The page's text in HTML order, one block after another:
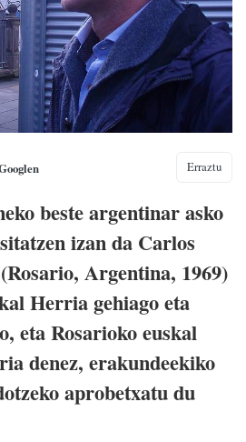
Erraztu
beste argentinar asko
izan da Carlos
Argentina, 1969)
Herria gehiago eta
eta Rosarioko euskal
denez, erakundeekiko
aprobetxatu du